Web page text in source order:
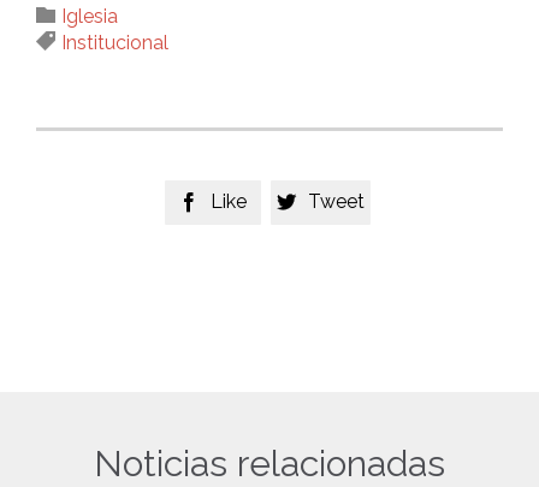
 Category
Iglesia
 Tags
Institucional
 Like  Tweet
Noticias relacionadas